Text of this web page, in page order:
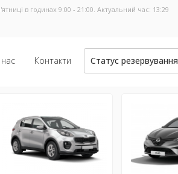
в годинах 9:00 - 21:00. Актуальний час: 13:29
Контакти Статус резервування